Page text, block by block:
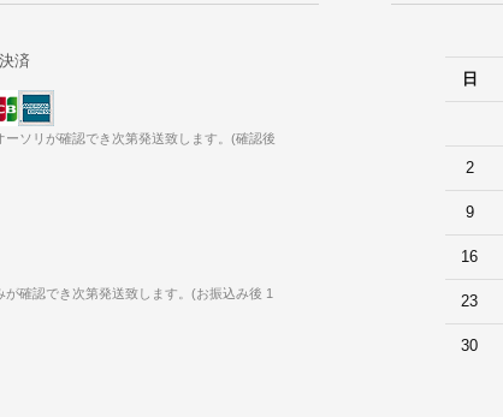
済
ーソリが確認でき次第発送致します。(確認後
が確認でき次第発送致します。(お振込み後 1
日
2
9
16
23
30